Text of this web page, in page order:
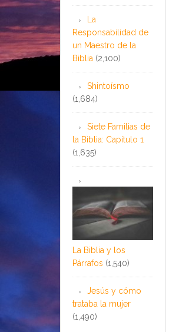
La
Responsabilidad de
un Maestro de la
Biblia (2,100)
Shintoísmo
(1,684)
Siete Familias de
la Biblia: Capítulo 1
(1,635)
La Biblia y los
Párrafos (1,540)
Jesús y cómo
trataba la mujer
(1,490)